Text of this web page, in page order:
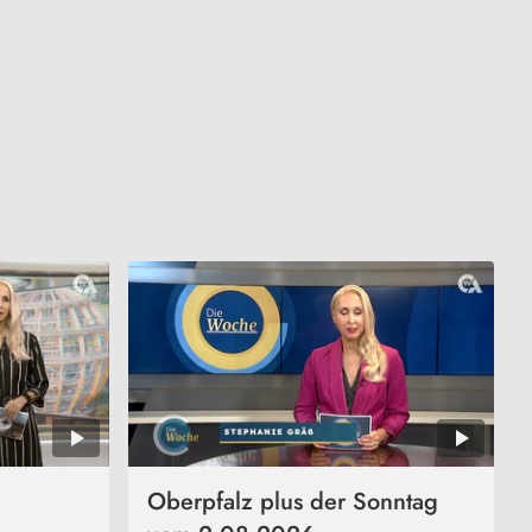
Oberpfalz plus der Sonntag